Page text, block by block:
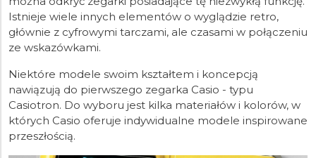
Istnieje wiele innych elementów o wyglądzie retro,
głównie z cyfrowymi tarczami, ale czasami w połączeniu
ze wskazówkami.
Niektóre modele swoim kształtem i koncepcją
nawiązują do pierwszego zegarka Casio - typu
Casiotron. Do wyboru jest kilka materiałów i kolorów, w
których Casio oferuje indywidualne modele inspirowane
przeszłością.